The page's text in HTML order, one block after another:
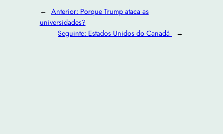
← Anterior: Porque Trump ataca as
universidades?
Seguinte: Estados Unidos do Canadá →